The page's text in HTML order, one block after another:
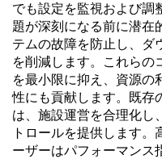
でも設定を監視および調
題が深刻になる前に潜在
テムの故障を防止し、ダ
を削減します。これらの
を最小限に抑え、資源の
性にも貢献します。既存
は、施設運営を合理化し
トロールを提供します
ーザーはパフォーマンス